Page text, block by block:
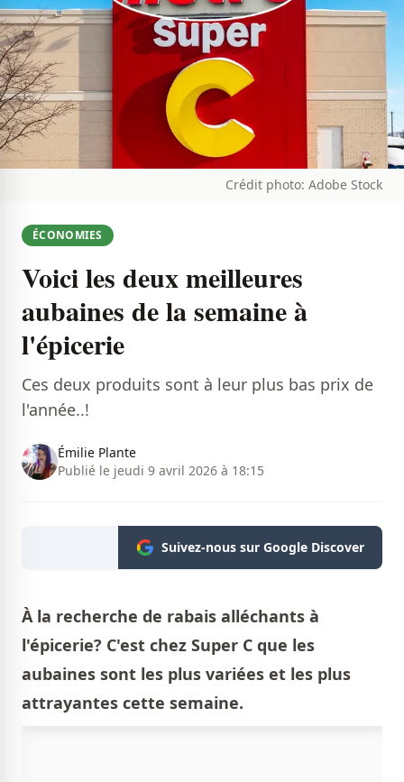
Crédit photo: Adobe Stock
ÉCONOMIES
Voici les deux meilleures
aubaines de la semaine à
l'épicerie
Ces deux produits sont à leur plus bas prix de
l'année..!
Émilie Plante
Publié le jeudi 9 avril 2026 à 18:15
Suivez-nous sur Google Discover
À la recherche de rabais alléchants à
l'épicerie? C'est chez Super C que les
aubaines sont les plus variées et les plus
attrayantes cette semaine.